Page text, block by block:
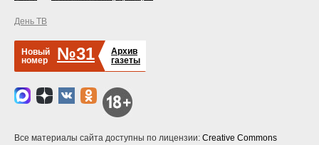
День ТВ
Новый
номер
№31
Архив
газеты
Все материалы сайта доступны по лицензии: Creative Commons